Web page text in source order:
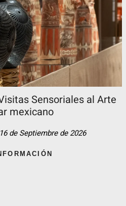
Sensoriales al Arte
mexicano
de Septiembre de 2026